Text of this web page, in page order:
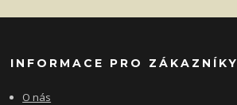
INFORMACE PRO ZÁKAZNÍKY
O nás